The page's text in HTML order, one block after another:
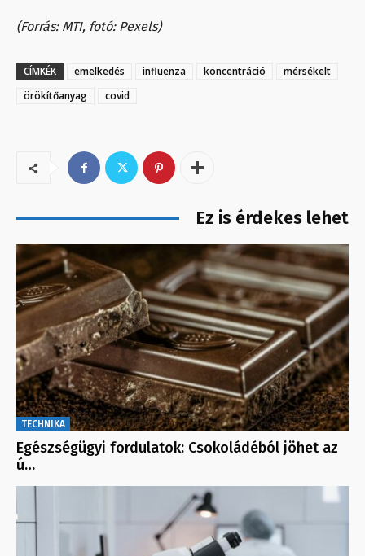
(Forrás: MTI, fotó: Pexels)
CÍMKÉK emelkedés influenza koncentráció
mérsékelt
örökítőanyag
covid
Ez is érdekes lehet
TECHNIKA
Egészségügyi fordulatok: Csokoládéból jöhet az
ú…